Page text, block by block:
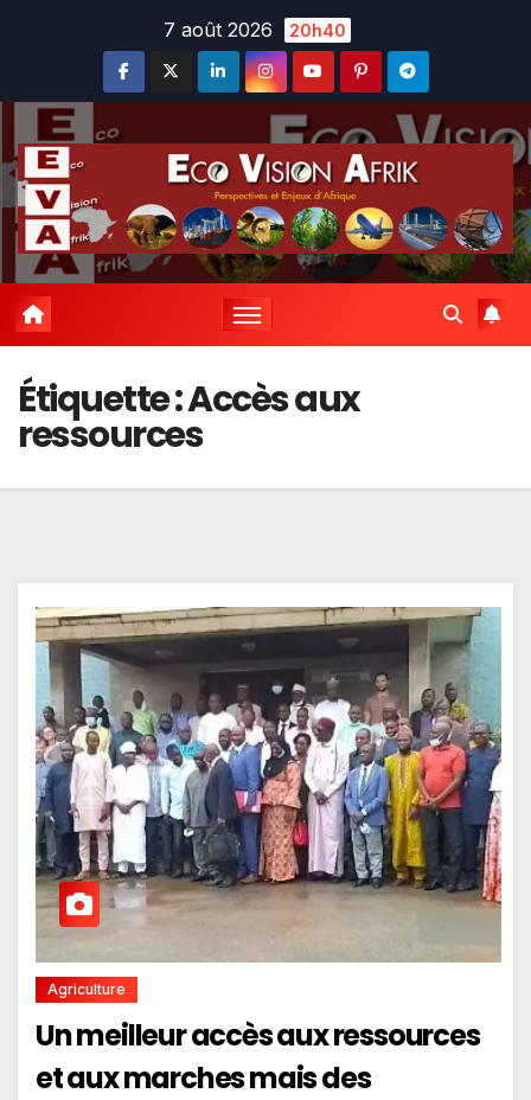
7 août 2026 20h40
Étiquette :Accès aux
ressources
Agriculture
Un meilleur accès aux ressources
et aux marches mais des